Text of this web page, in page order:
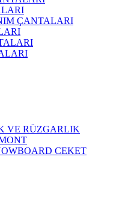
ÇANTALARI
VE RÜZGARLIK
CEKET